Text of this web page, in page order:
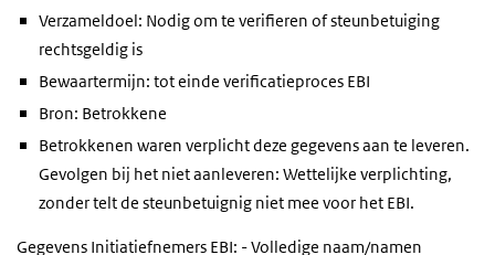
Verzameldoel: Nodig om te verifieren of steunbetuiging
rechtsgeldig is
Bewaartermijn: tot einde verificatieproces EBI
Bron: Betrokkene
Betrokkenen waren verplicht deze gegevens aan te leveren.
Gevolgen bij het niet aanleveren: Wettelijke verplichting,
zonder telt de steunbetuignig niet mee voor het EBI.
Gegevens Initiatiefnemers EBI: - Volledige naam/namen